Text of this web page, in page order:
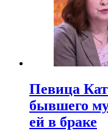
Певица
бывшего
ей в браке